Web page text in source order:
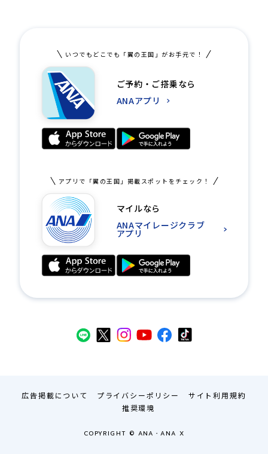
いつでもどこでも「翼の王国」がお手元で！
ご予約・ご搭乗なら
ANAアプリ
アプリで「翼の王国」掲載スポットをチェック！
マイルなら
ANAマイレージクラブ
アプリ
広告掲載について プライバシーポリシー
サイト利用規約
推奨環境
COPYRIGHT © ANA・ANA X